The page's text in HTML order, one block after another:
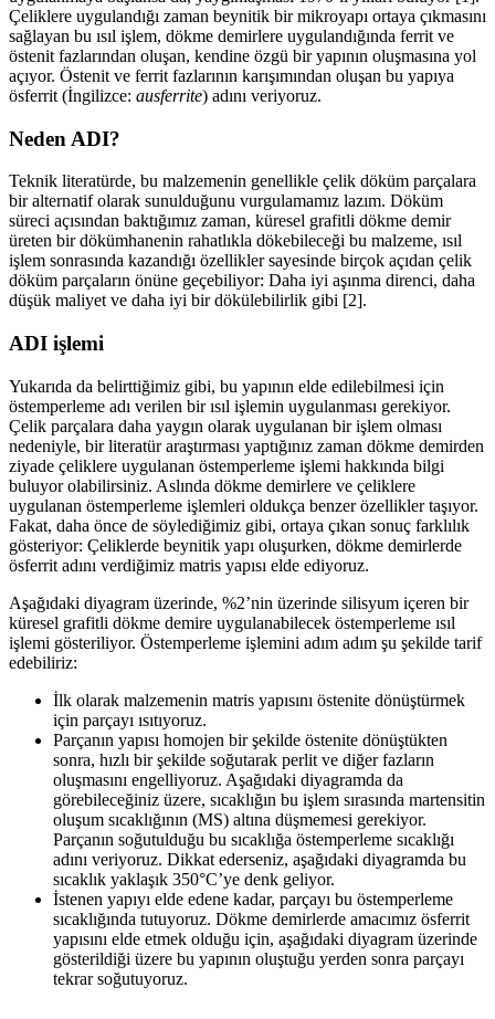
Çeliklere uygulandığı zaman beynitik bir mikroyapı ortaya çıkmasını
sağlayan bu ısıl işlem, dökme demirlere uygulandığında ferrit ve
östenit fazlarından oluşan, kendine özgü bir yapının oluşmasına yol
açıyor. Östenit ve ferrit fazlarının karışımından oluşan bu yapıya
ösferrit (İngilizce: ausferrite) adını veriyoruz.
Neden ADI?
Teknik literatürde, bu malzemenin genellikle çelik döküm parçalara
bir alternatif olarak sunulduğunu vurgulamamız lazım. Döküm
süreci açısından baktığımız zaman, küresel grafitli dökme demir
üreten bir dökümhanenin rahatlıkla dökebileceği bu malzeme, ısıl
işlem sonrasında kazandığı özellikler sayesinde birçok açıdan çelik
döküm parçaların önüne geçebiliyor: Daha iyi aşınma direnci, daha
düşük maliyet ve daha iyi bir dökülebilirlik gibi [2].
ADI işlemi
Yukarıda da belirttiğimiz gibi, bu yapının elde edilebilmesi için
östemperleme adı verilen bir ısıl işlemin uygulanması gerekiyor.
Çelik parçalara daha yaygın olarak uygulanan bir işlem olması
nedeniyle, bir literatür araştırması yaptığınız zaman dökme demirden
ziyade çeliklere uygulanan östemperleme işlemi hakkında bilgi
buluyor olabilirsiniz. Aslında dökme demirlere ve çeliklere
uygulanan östemperleme işlemleri oldukça benzer özellikler taşıyor.
Fakat, daha önce de söylediğimiz gibi, ortaya çıkan sonuç farklılık
gösteriyor: Çeliklerde beynitik yapı oluşurken, dökme demirlerde
ösferrit adını verdiğimiz matris yapısı elde ediyoruz.
Aşağıdaki diyagram üzerinde, %2’nin üzerinde silisyum içeren bir
küresel grafitli dökme demire uygulanabilecek östemperleme ısıl
işlemi gösteriliyor. Östemperleme işlemini adım adım şu şekilde tarif
edebiliriz:
İlk olarak malzemenin matris yapısını östenite dönüştürmek
için parçayı ısıtıyoruz.
Parçanın yapısı homojen bir şekilde östenite dönüştükten
sonra, hızlı bir şekilde soğutarak perlit ve diğer fazların
oluşmasını engelliyoruz. Aşağıdaki diyagramda da
görebileceğiniz üzere, sıcaklığın bu işlem sırasında martensitin
oluşum sıcaklığının (MS) altına düşmemesi gerekiyor.
Parçanın soğutulduğu bu sıcaklığa östemperleme sıcaklığı
adını veriyoruz. Dikkat ederseniz, aşağıdaki diyagramda bu
sıcaklık yaklaşık 350°C’ye denk geliyor.
İstenen yapıyı elde edene kadar, parçayı bu östemperleme
sıcaklığında tutuyoruz. Dökme demirlerde amacımız ösferrit
yapısını elde etmek olduğu için, aşağıdaki diyagram üzerinde
gösterildiği üzere bu yapının oluştuğu yerden sonra parçayı
tekrar soğutuyoruz.